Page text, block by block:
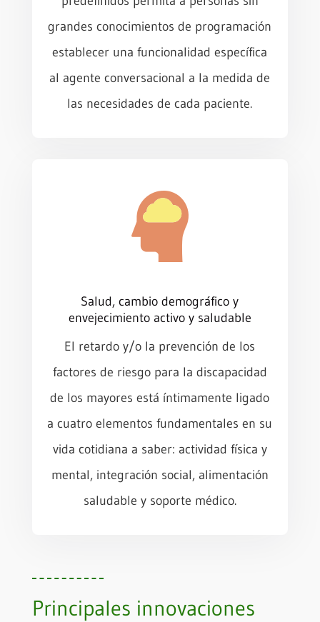
grandes conocimientos de programación
establecer una funcionalidad específica
al agente conversacional a la medida de
las necesidades de cada paciente.
Salud, cambio demográfico y
envejecimiento activo y saludable
El retardo y/o la prevención de los
factores de riesgo para la discapacidad
de los mayores está íntimamente ligado
a cuatro elementos fundamentales en su
vida cotidiana a saber: actividad física y
mental, integración social, alimentación
saludable y soporte médico.
Principales innovaciones